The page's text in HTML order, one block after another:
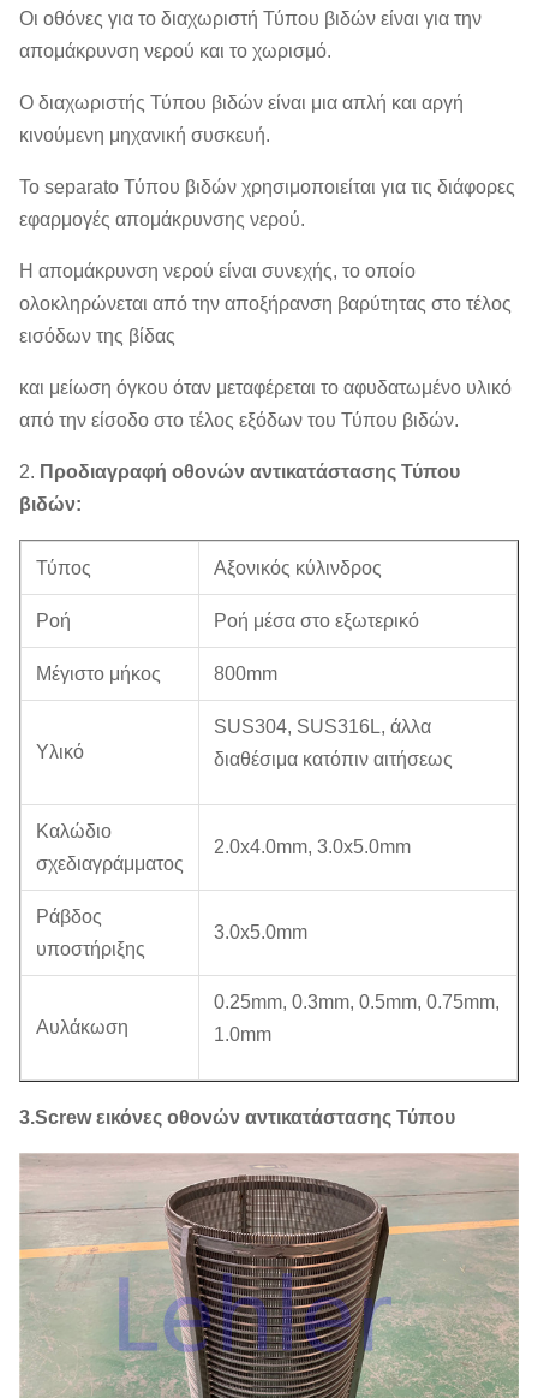
Οι οθόνες για το διαχωριστή Τύπου βιδών είναι για την
απομάκρυνση νερού και το χωρισμό.
Ο διαχωριστής Τύπου βιδών είναι μια απλή και αργή
κινούμενη μηχανική συσκευή.
Το separato Τύπου βιδών χρησιμοποιείται για τις διάφορες
εφαρμογές απομάκρυνσης νερού.
Η απομάκρυνση νερού είναι συνεχής, το οποίο
ολοκληρώνεται από την αποξήρανση βαρύτητας στο τέλος
εισόδων της βίδας
και μείωση όγκου όταν μεταφέρεται το αφυδατωμένο υλικό
από την είσοδο στο τέλος εξόδων του Τύπου βιδών.
2. Προδιαγραφή οθονών αντικατάστασης Τύπου
βιδών:
Τύπος Αξονικός κύλινδρος
Ροή Ροή μέσα στο εξωτερικό
Μέγιστο μήκος 800mm
Υλικό
SUS304, SUS316L, άλλα
διαθέσιμα κατόπιν αιτήσεως
Καλώδιο
σχεδιαγράμματος
2.0x4.0mm, 3.0x5.0mm
Ράβδος
υποστήριξης
3.0x5.0mm
Αυλάκωση
0.25mm, 0.3mm, 0.5mm, 0.75mm,
1.0mm
3.Screw εικόνες οθονών αντικατάστασης Τύπου